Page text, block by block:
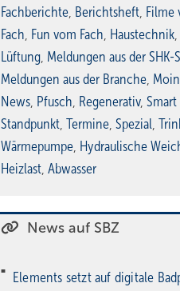
Fachberichte, Berichtsheft, Filme
Fach, Fun vom Fach, Haustechnik,
Lüftung, Meldungen aus der SHK-
Meldungen aus der Branche,
News, Pfusch, Regenerativ,
Standpunkt, Termine, Spezial,
Wärmepumpe, Hydraulische
Heizlast, Abwasser
News auf SBZ
Elements setzt auf di­gi­ta­le